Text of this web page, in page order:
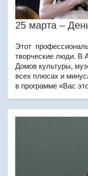
25 марта –
Этот
творческие люди. В
Домов культуры,
всех плюсах и
в программе «Вас